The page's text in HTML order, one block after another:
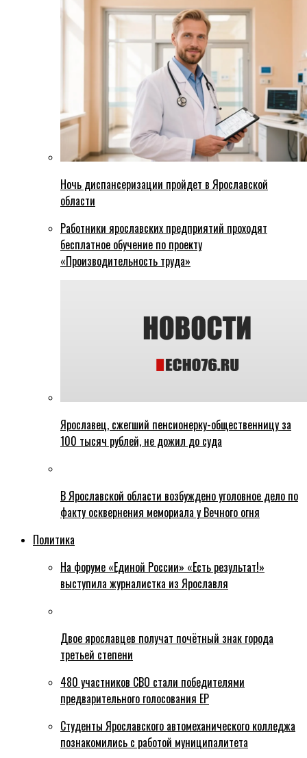
Ночь диспансеризации пройдет в Ярославской
области
Работники ярославских предприятий проходят
бесплатное обучение по проекту
«Производительность труда»
Ярославец, сжегший пенсионерку-общественницу за
100 тысяч рублей, не дожил до суда
В Ярославской области возбуждено уголовное дело по
факту осквернения мемориала у Вечного огня
Политика
На форуме «Единой России» «Есть результат!»
выступила журналистка из Ярославля
Двое ярославцев получат почётный знак города
третьей степени
480 участников СВО стали победителями
предварительного голосования ЕР
Студенты Ярославского автомеханического колледжа
познакомились с работой муниципалитета